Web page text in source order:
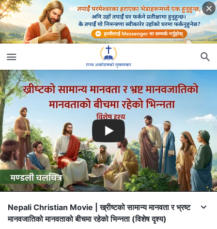
Nepali Christian Movie | ख्रीष्‍टको सामान्य मानवता र भ्रष्ट
मानवजातिको मानवताको बीचमा रहेको भिन्‍नता (विशेष दृश्य)